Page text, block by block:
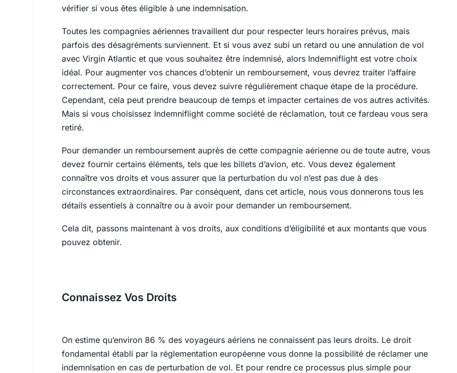
vérifier si vous êtes éligible à une indemnisation.
Toutes les compagnies aériennes travaillent dur pour respecter leurs horaires prévus, mais
parfois des désagréments surviennent. Et si vous avez subi un retard ou une annulation de vol
avec Virgin Atlantic et que vous souhaitez être indemnisé, alors Indemniflight est votre choix
idéal. Pour augmenter vos chances d’obtenir un remboursement, vous devrez traiter l’affaire
correctement. Pour ce faire, vous devez suivre régulièrement chaque étape de la procédure.
Cependant, cela peut prendre beaucoup de temps et impacter certaines de vos autres activités.
Mais si vous choisissez Indemniflight comme société de réclamation, tout ce fardeau vous sera
retiré.
Pour demander un remboursement auprès de cette compagnie aérienne ou de toute autre, vous
devez fournir certains éléments, tels que les billets d’avion, etc. Vous devez également
connaître vos droits et vous assurer que la perturbation du vol n’est pas due à des
circonstances extraordinaires. Par conséquent, dans cet article, nous vous donnerons tous les
détails essentiels à connaître ou à avoir pour demander un remboursement.
Cela dit, passons maintenant à vos droits, aux conditions d’éligibilité et aux montants que vous
pouvez obtenir.
Connaissez Vos Droits
On estime qu’environ 86 % des voyageurs aériens ne connaissent pas leurs droits. Le droit
fondamental établi par la réglementation européenne vous donne la possibilité de réclamer une
indemnisation en cas de perturbation de vol. Et pour rendre ce processus plus simple pour